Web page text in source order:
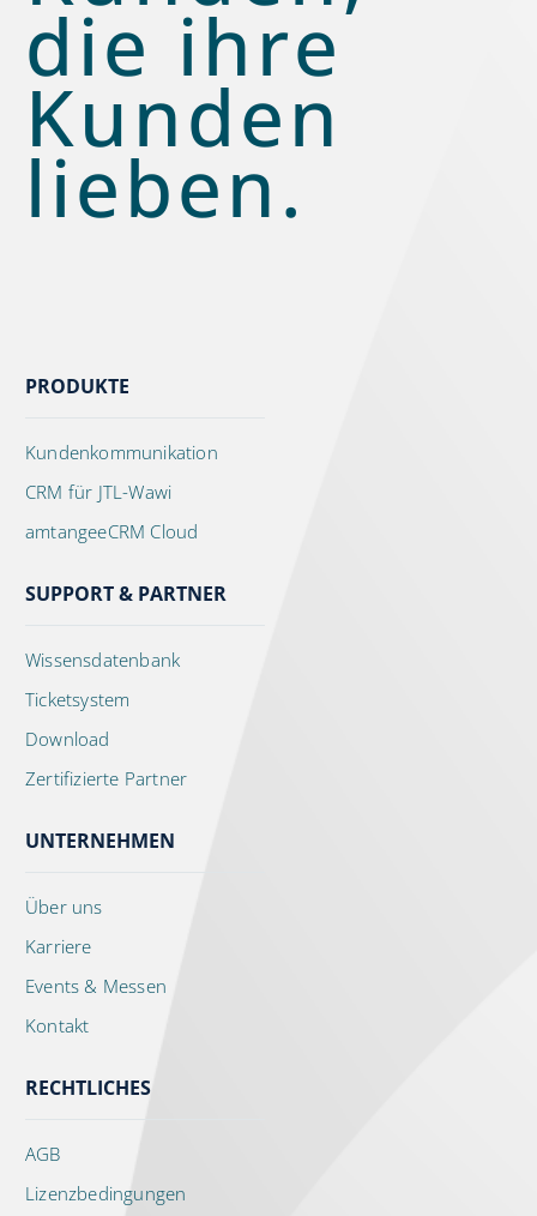
die ihre
Kunden
lieben.
PRODUKTE
Kundenkommunikation
CRM für JTL-Wawi
amtangeeCRM Cloud
SUPPORT & PARTNER
Wissensdatenbank
Ticketsystem
Download
Zertifizierte Partner
UNTERNEHMEN
Über uns
Karriere
Events & Messen
Kontakt
RECHTLICHES
AGB
Lizenzbedingungen